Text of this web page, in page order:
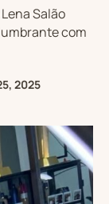
Salão
com
2025